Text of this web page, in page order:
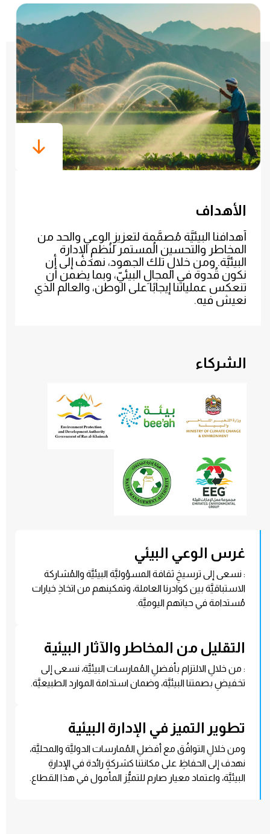
الأهداف
أهدافنا البيئيَّة مُصمَّمة لتعزيزِ الوعي والحد من
المخاطر والتحسين الُمستمر لنُظمِ الإدارة
البيئيَّة. ومن خلالِ تلك الجهود، نهدف إلى أن
نكون قُدوة في المجالِ البيئيّ، وبما يضمن أن
تنعكس عملياتنا إيجابًا على الوطن، والعالم الذي
نعيش فيه.
الشركاء
غرس الوعي البيئي
: نسعى إلى ترسيخِ ثقافة المسؤوليَّة البيئيَّة والمُشاركة
الاستباقيَّة بين كوادرنا العاملة، وتمكينهم من اتخاذِ خيارات
مُستدامة في حياتهم اليوميَّة.
التقليل من المخاطر والآثار البيئية
: من خلالِ الالتزام بأفضلِ المُمارسات البيئيَّة، نسعى إلى
تخفيضِ بصمتنا البيئيَّة، وضمان استدامة الموارد الطبيعيَّة.
تطوير التميز في الإدارة البيئية
ومن خلالِ التوافُق مع أفضلِ المُمارسات الدوليَّة والمحليَّة،
نهدف إلى الحفاظِ على مكانتنا كشركةٍ رائدة في الإدارةِ
البيئيَّة، واعتماد معيار صارم للتميُّز المأمول في هذا القطاع.